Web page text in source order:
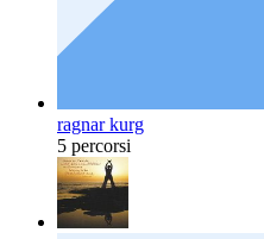
ragnar kurg
5 percorsi